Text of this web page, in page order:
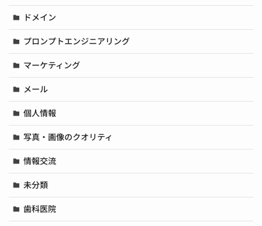
ドメイン
プロンプトエンジニアリング
マーケティング
メール
個人情報
写真・画像のクオリティ
情報交流
未分類
歯科医院